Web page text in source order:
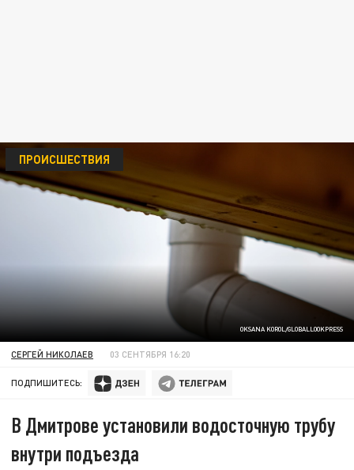
OKSANA KOROL/GLOBALLOOKPRESS
ПРОИСШЕСТВИЯ
СЕРГЕЙ НИКОЛАЕВ 03 СЕНТЯБРЯ 16:20
ПОДПИШИТЕСЬ:
В Дмитрове установили водосточную трубу
внутри подъезда